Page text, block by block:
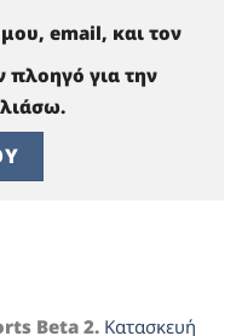
email, και τον
πλοηγό για την
Beta 2. Κατασκευή